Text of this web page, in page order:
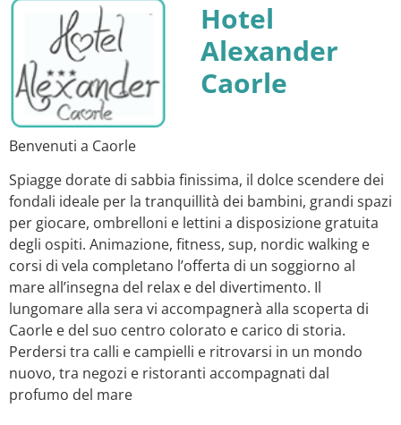
Hotel
Alexander
Caorle
Benvenuti a Caorle
Spiagge dorate di sabbia finissima, il dolce scendere dei
fondali ideale per la tranquillità dei bambini, grandi spazi
per giocare, ombrelloni e lettini a disposizione gratuita
degli ospiti. Animazione, fitness, sup, nordic walking e
corsi di vela completano l’offerta di un soggiorno al
mare all’insegna del relax e del divertimento. Il
lungomare alla sera vi accompagnerà alla scoperta di
Caorle e del suo centro colorato e carico di storia.
Perdersi tra calli e campielli e ritrovarsi in un mondo
nuovo, tra negozi e ristoranti accompagnati dal
profumo del mare